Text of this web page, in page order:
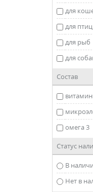
для
для птиц
для рыб
для
Состав
омега 3
Статус
В
Нет в